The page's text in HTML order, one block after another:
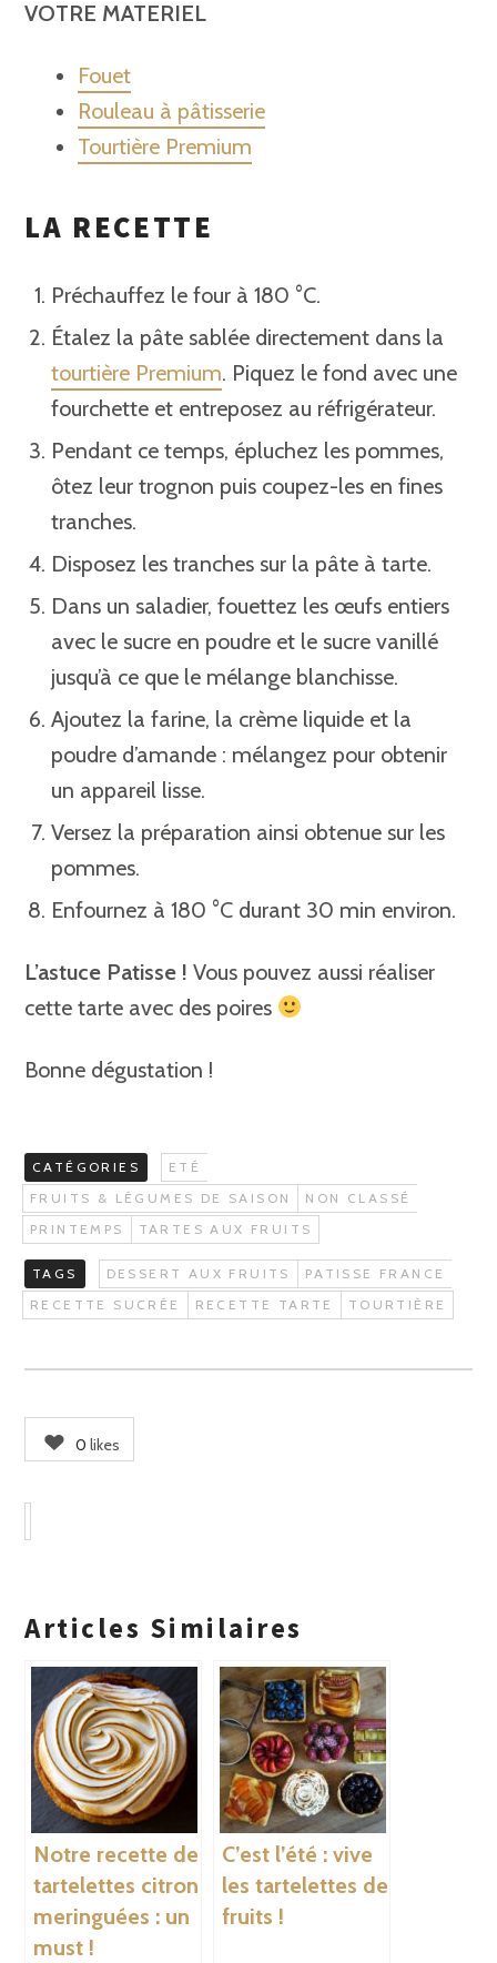
VOTRE MATERIEL
Fouet
Rouleau à pâtisserie
Tourtière Premium
LA RECETTE
Préchauffez le four à 180 °C.
Étalez la pâte sablée directement dans la
tourtière Premium. Piquez le fond avec une
fourchette et entreposez au réfrigérateur.
Pendant ce temps, épluchez les pommes,
ôtez leur trognon puis coupez-les en fines
tranches.
Disposez les tranches sur la pâte à tarte.
Dans un saladier, fouettez les œufs entiers
avec le sucre en poudre et le sucre vanillé
jusqu’à ce que le mélange blanchisse.
Ajoutez la farine, la crème liquide et la
poudre d’amande : mélangez pour obtenir
un appareil lisse.
Versez la préparation ainsi obtenue sur les
pommes.
Enfournez à 180 °C durant 30 min environ.
L’astuce Patisse ! Vous pouvez aussi réaliser
cette tarte avec des poires
Bonne dégustation !
CATÉGORIES
ETÉ
FRUITS & LÉGUMES DE SAISON
NON CLASSÉ
PRINTEMPS
TARTES AUX FRUITS
TAGS DESSERT AUX FRUITS
PATISSE FRANCE
RECETTE SUCRÉE
RECETTE TARTE TOURTIÈRE
0 likes
Articles Similaires
Notre recette de
tartelettes citron
meringuées : un
must !
C’est l’été : vive
les tartelettes de
fruits !